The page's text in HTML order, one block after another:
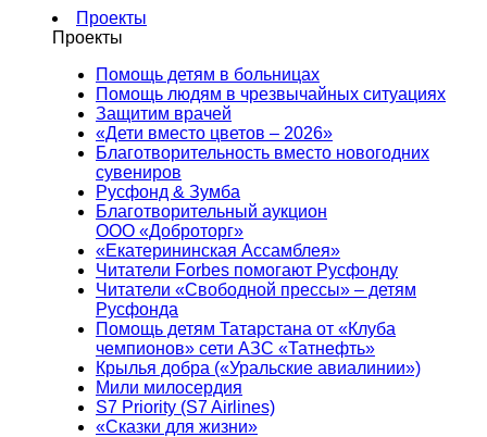
Проекты
Проекты
Помощь детям в больницах
Помощь людям в чрезвычайных ситуациях
Защитим врачей
«Дети вместо цветов – 2026»
Благотворительность вместо новогодних
сувениров
Русфонд & Зумба
Благотворительный аукцион
ООО «Доброторг»
«Екатерининская Ассамблея»
Читатели Forbes помогают Русфонду
Читатели «Свободной прессы» – детям
Русфонда
Помощь детям Татарстана от «Клуба
чемпионов» сети АЗС «Татнефть»
Крылья добра («Уральские авиалинии»)
Мили милосердия
S7 Priority (S7 Airlines)
«Сказки для жизни»